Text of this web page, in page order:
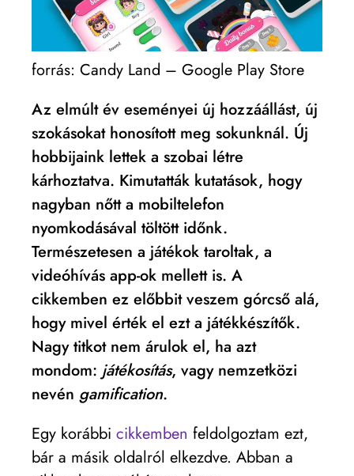
forrás: Candy Land – Google Play Store
Az elmúlt év eseményei új hozzáállást, új
szokásokat honosított meg sokunknál. Új
hobbijaink lettek a szobai létre
kárhoztatva. Kimutatták kutatások, hogy
nagyban nőtt a mobiltelefon
nyomkodásával töltött időnk.
Természetesen a játékok taroltak, a
videóhívás app-ok mellett is. A
cikkemben ez előbbit veszem górcső alá,
hogy mivel érték el ezt a játékkészítők.
Nagy titkot nem árulok el, ha azt
mondom: játékosítás, vagy nemzetközi
nevén gamification.
Egy korábbi cikkemben feldolgoztam ezt,
bár a másik oldalról elkezdve. Abban a